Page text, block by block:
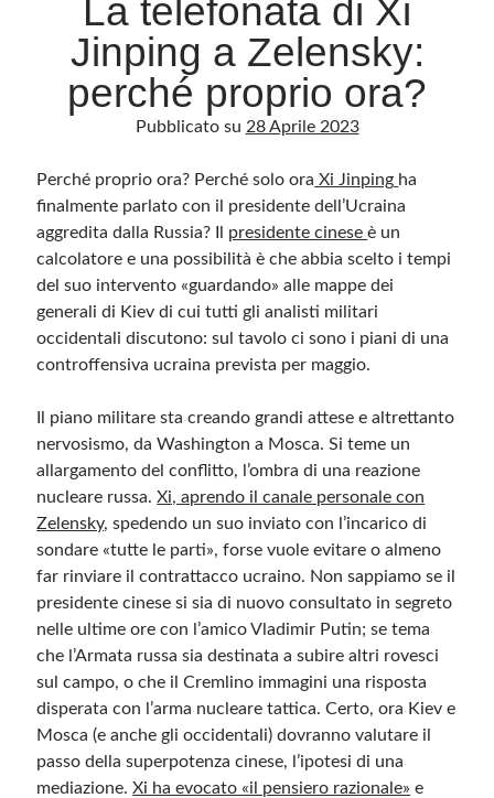
Archivio
Archivi
Categorie
Categorie
Questo blog non rappresenta una testata giornalistica, in quanto viene aggiornato
senza alcuna periodicità. Non può pertanto considerarsi un prodotto editoriale ai
sensi della legge n· 62 del 7.03.2001. L’autore non è responsabile di quanto
pubblicato dai lettori nei commenti ai vari post. Saranno comunque cancellati quelli
ritenuti offensivi o lesivi dell’immagine o dell’onorabilità di terzi, di genere spam,
considerate di pubblico dominio. Qualora la loro pubblicazione violasse eventuali
immediatamente rimosse. L’autore del blog non è responsabile dei siti collegati
Meta
Feed dei contenuti
La telefonata di Xi
Jinping a Zelensky:
perché proprio ora?
Pubblicato su 28 Aprile 2023
Perché proprio ora? Perché solo ora Xi Jinping ha
finalmente parlato con il presidente dell’Ucraina
aggredita dalla Russia? Il
presidente cinese è un
calcolatore e una possibilità è che abbia scelto i tempi
del suo intervento «guardando» alle mappe dei
generali di Kievdi cui tutti gli analisti militari
occidentali discutono: sul tavolo ci sono i piani di una
controffensiva ucraina prevista per maggio.
Il piano militare sta creando grandi attese e altrettanto
nervosismo, da Washington a Mosca. Si teme un
allargamento del conflitto, l’ombra di una reazione
nucleare russa. Xi, aprendo il canale personale con
Zelensky, spedendo un suo inviato con l’incarico di
sondare «tutte le parti», forse vuole evitare o almeno
far rinviare il contrattacco ucraino. Non sappiamo se il
presidente cinese si sia di nuovo consultato in segreto
nelle ultime ore con l’amico Vladimir Putin; se tema
che l’Armata russa sia destinata a subire altri rovesci
sul campo, o che il Cremlino immagini una risposta
disperata con l’arma nucleare tattica. Certo, ora Kiev e
Mosca (e anche gli occidentali) dovranno valutare il
passo della superpotenza cinese, l’ipotesi di una
mediazione. Xi ha evocato «il pensiero razionale» e